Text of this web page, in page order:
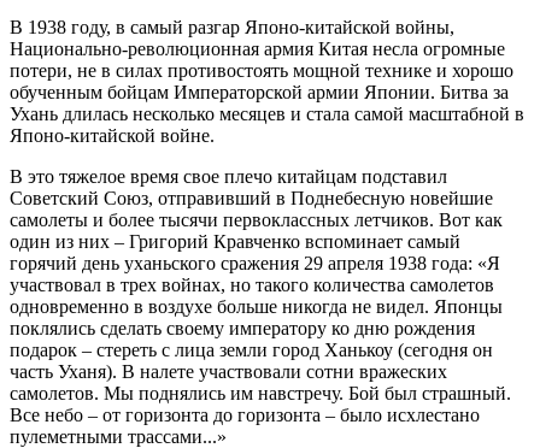
В 1938 году, в самый разгар Японо-китайской войны,
Национально-революционная армия Китая несла огромные
потери, не в силах противостоять мощной технике и хорошо
обученным бойцам Императорской армии Японии. Битва за
Ухань длилась несколько месяцев и стала самой масштабной в
Японо-китайской войне.
В это тяжелое время свое плечо китайцам подставил
Советский Союз, отправивший в Поднебесную новейшие
самолеты и более тысячи первоклассных летчиков. Вот как
один из них – Григорий Кравченко вспоминает самый
горячий день уханьского сражения 29 апреля 1938 года: «Я
участвовал в трех войнах, но такого количества самолетов
одновременно в воздухе больше никогда не видел. Японцы
поклялись сделать своему императору ко дню рождения
подарок – стереть с лица земли город Ханькоу (сегодня он
часть Уханя). В налете участвовали сотни вражеских
самолетов. Мы поднялись им навстречу. Бой был страшный.
Все небо – от горизонта до горизонта – было исхлестано
пулеметными трассами...»